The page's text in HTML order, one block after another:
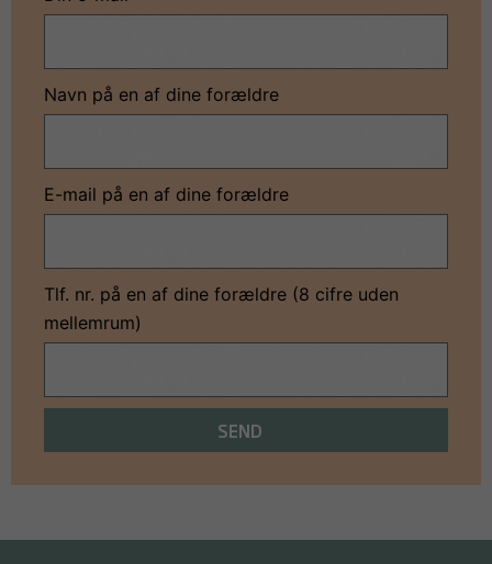
Navn på en af dine forældre
E-mail på en af dine forældre
Tlf. nr. på en af dine forældre (8 cifre uden
mellemrum)
SEND